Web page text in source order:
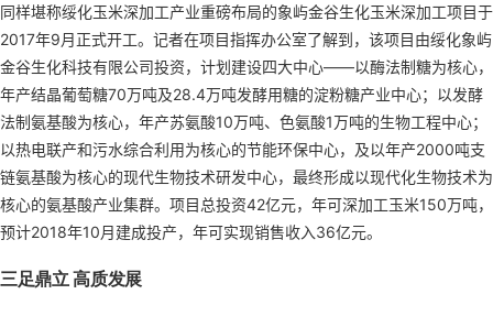
同样堪称绥化玉米深加工产业重磅布局的象屿金谷生化玉米深加工项目于
2017年9月正式开工。记者在项目指挥办公室了解到，该项目由绥化象屿
金谷生化科技有限公司投资，计划建设四大中心——以酶法制糖为核心，
年产结晶葡萄糖70万吨及28.4万吨发酵用糖的淀粉糖产业中心；以发酵
法制氨基酸为核心，年产苏氨酸10万吨、色氨酸1万吨的生物工程中心；
以热电联产和污水综合利用为核心的节能环保中心，及以年产2000吨支
链氨基酸为核心的现代生物技术研发中心，最终形成以现代化生物技术为
核心的氨基酸产业集群。项目总投资42亿元，年可深加工玉米150万吨，
预计2018年10月建成投产，年可实现销售收入36亿元。
三足鼎立 高质发展